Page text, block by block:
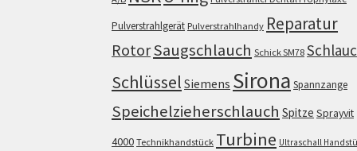
Pulverstrahlgerät Pulverstrahlhandy Reparatur
RotorSaugschlauch Schick SM78
Schlüssel Siemens Sirona Spannzange
Speichelzieherschlauch Spitze Sprayvit
4000 Technikhandstück Turbine Ultraschall